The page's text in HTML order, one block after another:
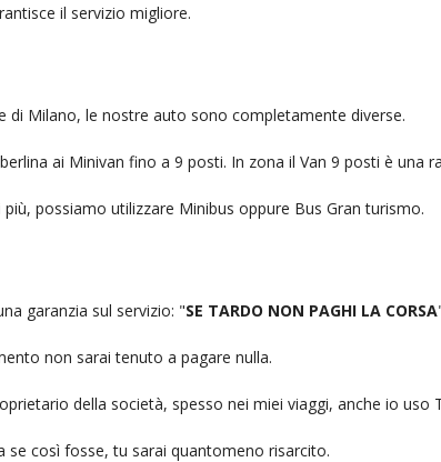
il servizio migliore.
di Milano, le nostre auto sono completamente diverse.
ai Minivan fino a 9 posti. In zona il Van 9 posti è una
possiamo utilizzare Minibus oppure Bus Gran turismo.
garanzia sul servizio: "SE TARDO NON PAGHI LA CORSA
non sarai tenuto a pagare nulla.
della società, spesso nei miei viaggi, anche io uso
se così fosse, tu sarai quantomeno risarcito.